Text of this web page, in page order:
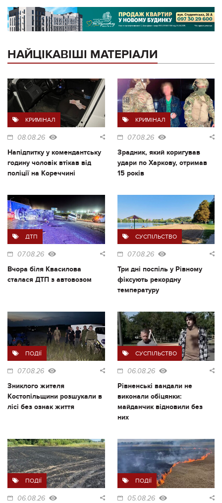
НАЙЦІКАВІШІ МАТЕРІАЛИ
КРИМІНАЛ
08.08.26
Напідпитку у комендантську
годину чоловік втікав від
поліції на Кореччині
КРИМІНАЛ
07.08.26
Зрадник, який коригував
удари по Харкову, отримав
15 років
ДТП
07.08.26
Вчора біля Квасилова
сталася ДТП з автовозом
СУСПІЛЬСТВО
07.08.26
Три дні поспіль у Рівному
фіксують рекордну
температуру
ПОДІЇ
07.08.26
Зниклого жителя
Костопільщини розшукали в
лісі без ознак життя
СУСПІЛЬСТВО
06.08.26
Рівненські вандали не
виконали обіцянки:
майданчик відновили без
них
ПОДІЇ
06.08.26
ПОДІЇ
05.08.26